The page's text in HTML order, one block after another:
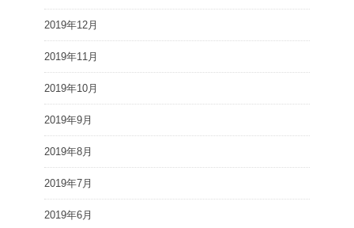
2019年12月
2019年11月
2019年10月
2019年9月
2019年8月
2019年7月
2019年6月